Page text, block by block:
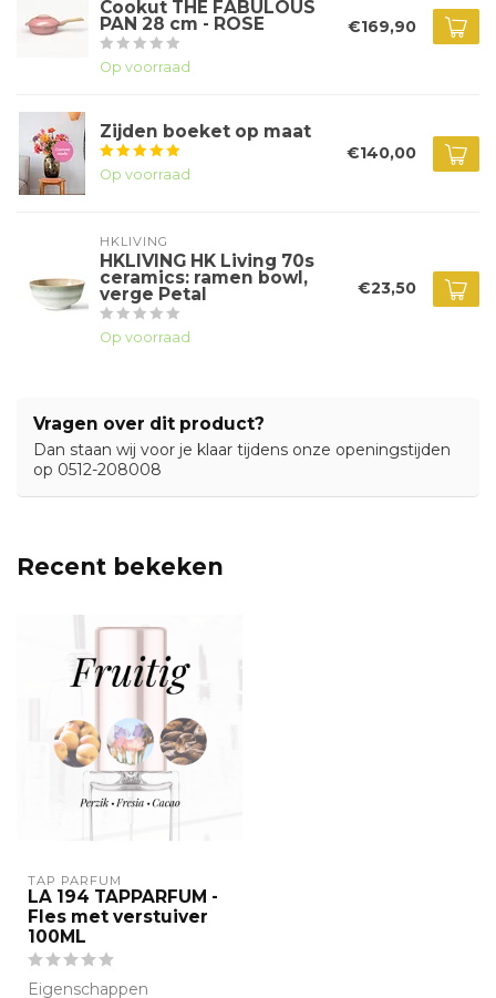
Cookut THE FABULOUS
PAN 28 cm - ROSE
Op voorraad
€169,90
Zijden boeket op maat
Op voorraad
€140,00
HKLIVING
HKLIVING HK Living 70s
ceramics: ramen bowl,
verge Petal
Op voorraad
€23,50
Vragen over dit product?
Dan staan wij voor je klaar tijdens onze openingstijden
op 0512-208008
Recent bekeken
TAP PARFUM
LA 194 TAPPARFUM -
Fles met verstuiver
100ML
Eigenschappen